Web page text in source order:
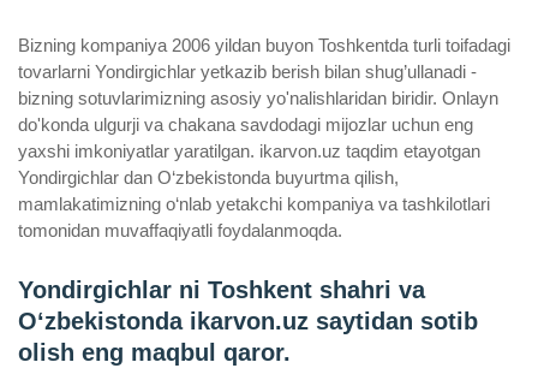
Bizning kompaniya 2006 yildan buyon Toshkentda turli toifadagi
tovarlarni Yondirgichlar yetkazib berish bilan shug’ullanadi ­
bizning sotuvlarimizning asosiy yo'nalishlaridan biridir. Onlayn
do'konda ulgurji va chakana savdodagi mijozlar uchun eng
yaxshi imkoniyatlar yaratilgan. ikarvon.uz taqdim etayotgan
Yondirgichlar dan O‘zbekistonda buyurtma qilish,
mamlakatimizning o‘nlab yetakchi kompaniya va tashkilotlari
tomonidan muvaffaqiyatli foydalanmoqda.
Yondirgichlar ni Toshkent shahri va
Oʻzbekistonda ikarvon.uz saytidan sotib
olish eng maqbul qaror.